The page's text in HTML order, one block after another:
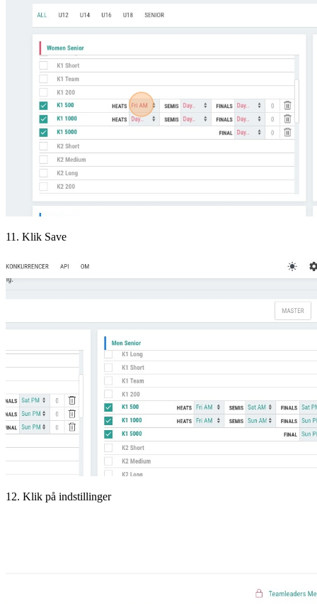
11. Klik Save
12. Klik på indstillinger